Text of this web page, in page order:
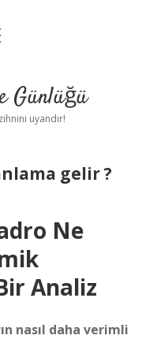
Günlüğü
uyandır!
gelir ?
Ne
Analiz
nasıl daha verimli